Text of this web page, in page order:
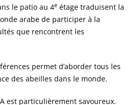
le patio au 4e étage traduisent la
arabe de participer à la
que rencontrent les
permet d’aborder tous les
des abeilles dans le monde.
est particulièrement savoureux.